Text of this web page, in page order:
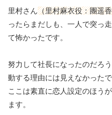
里村さん（里村麻衣役：團遥
ったらまだしも、一人で突っ
て怖かったです。
努力して社長になったのだろ
動する理由には見えなかったで
ここは素直に恋人設定のほう
ます。